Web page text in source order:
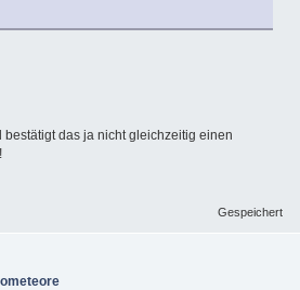
das ja nicht gleichzeitig einen
Gespeichert